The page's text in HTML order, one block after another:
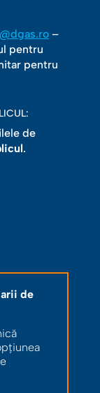
–
pentru
pentru
de
.
de